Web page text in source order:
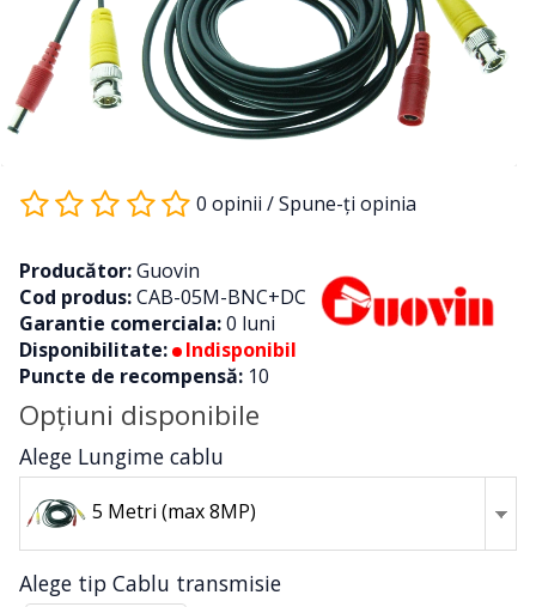
0 opinii /Spune-ţi opinia
Producător:Guovin
Cod produs:CAB-05M-BNC+DC
Garantie comerciala:0 luni
Disponibilitate:
Indisponibil
Puncte de recompensă: 10
Opţiuni disponibile
Alege Lungime cablu
5 Metri (max 8MP)
Alege tip Cablu transmisie